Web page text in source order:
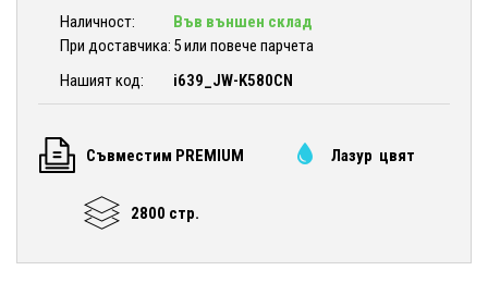
Наличност:
Във външен склад
При доставчика: 5 или повече парчета
Нашият код:
i639_JW-K580CN
Съвместим PREMIUM Лазур цвят
2800 стр.